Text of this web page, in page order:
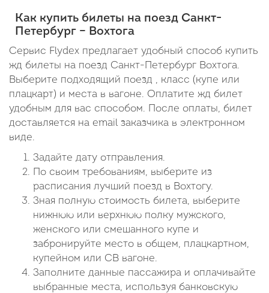
Как купить билеты на поезд Санкт-
Петербург – Вохтога
Сервис Flydex предлагает удобный способ купить
жд билеты на поезд Санкт-Петербург Вохтога.
Выберите подходящий поезд , класс (купе или
плацкарт) и места в вагоне. Оплатите жд билет
удобным для вас способом. После оплаты, билет
доставляется на email заказчика в электронном
виде.
Задайте дату отправления.
По своим требованиям, выберите из
расписания лучший поезд в Вохтогу.
Зная полную стоимость билета, выберите
нижнюю или верхнюю полку мужского,
женского или смешанного купе и
забронируйте место в общем, плацкартном,
купейном или СВ вагоне.
Заполните данные пассажира и оплачивайте
выбранные места, используя банковскую